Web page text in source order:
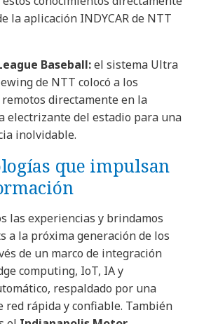
la aplicación INDYCAR de NTT
Baseball:el sistema Ultra
de NTT colocó a los
directamente en la
electrizante del estadio para una
inolvidable.
que impulsan
las experiencias y brindamos
a la próxima generación de los
de un marco de integración
computing, IoT, IA y
respaldado por una
red rápida y confiable. También